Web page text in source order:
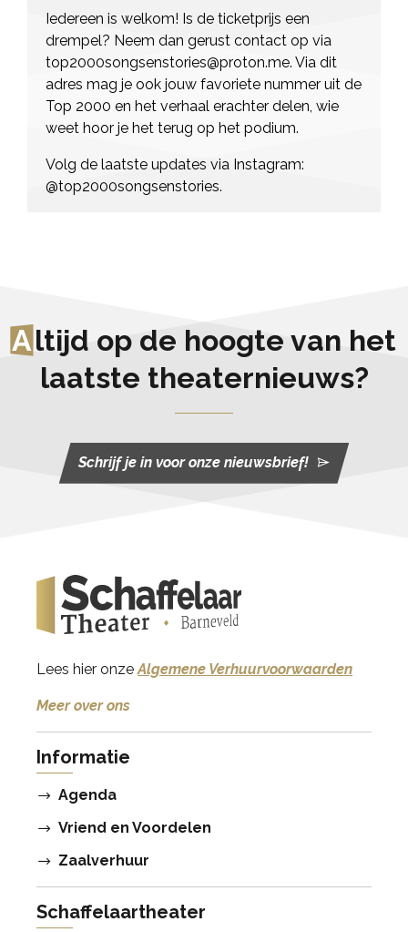
Bezoekers waardeerden de voorstelling gemiddeld
met een 8,6.
Iedereen is welkom! Is de ticketprijs een
drempel? Neem dan gerust contact op via
top2000songsenstories@proton.me. Via dit
adres mag je ook jouw favoriete nummer uit de
Top 2000 en het verhaal erachter delen, wie
weet hoor je het terug op het podium.
Volg de laatste updates via Instagram:
@top2000songsenstories.
Altijd op de hoogte van het
laatste theaternieuws?
Schrijf je in voor onze nieuwsbrief!
Lees hier onzeAlgemene Verhuurvoorwaarden
Meer over ons
Informatie
Agenda
Vriend en Voordelen
Zaalverhuur
Schaffelaartheater